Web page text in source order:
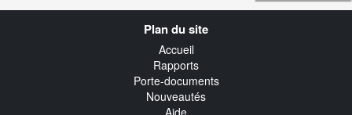
Plan du site
Accueil
Rapports
Porte-documents
Nouveautés